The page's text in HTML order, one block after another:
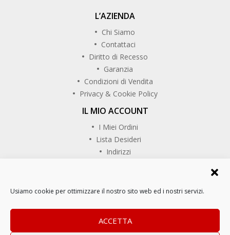
Usiamo cookie per ottimizzare il nostro sito web ed i nostri servizi.
ACCETTA
L’AZIENDA
Chi Siamo
Contattaci
Diritto di Recesso
Garanzia
Condizioni di Vendita
Privacy & Cookie Policy
IL MIO ACCOUNT
I Miei Ordini
Lista Desideri
Indirizzi